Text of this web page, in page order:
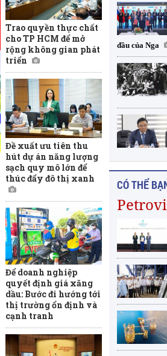
Trao quyền thực chất
cho TP HCM để mở
rộng không gian phát
triển
Đề xuất ưu tiên thu
hút dự án năng lượng
sạch quy mô lớn để
thúc đẩy đô thị xanh
Để doanh nghiệp
quyết định giá xăng
dầu: Bước đi hướng tới
thị trường ổn định và
cạnh tranh
đầu của Nga
CÓ THỂ